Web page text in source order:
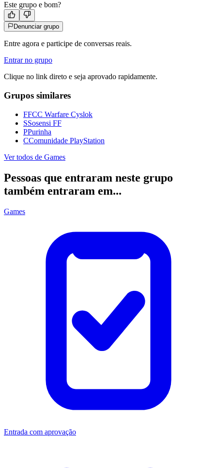
Este grupo e bom?
Denunciar grupo
Entre agora e participe de conversas reais.
Entrar no grupo
Clique no link direto e seja aprovado rapidamente.
Grupos similares
FFCC Warfare Cyslok
SSosensi FF
PPurinha
CComunidade PlayStation
Ver todos de Games
Pessoas que entraram neste grupo
também entraram em...
Games
Entrada com aprovação